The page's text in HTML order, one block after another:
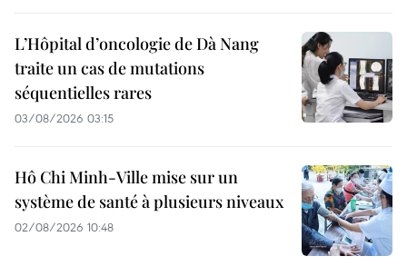
L’Hôpital d’oncologie de Dà Nang
traite un cas de mutations
séquentielles rares
03/08/2026 03:15
Hô Chi Minh-Ville mise sur un
système de santé à plusieurs niveaux
02/08/2026 10:48